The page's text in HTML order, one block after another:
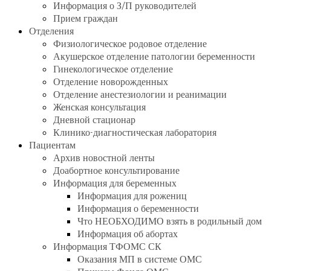
Информация о З/П руководителей
Прием граждан
Отделения
Физиологическое родовое отделение
Акушерское отделение патологии беременности
Гинекологическое отделение
Отделение новорожденных
Отделение анестезиологии и реанимации
Женская консультация
Дневной стационар
Клинико-диагностическая лаборатория
Пациентам
Архив новостной ленты
Доабортное консультирование
Информация для беременных
Информация для рожениц
Информация о беременности
Что НЕОБХОДИМО взять в родильный дом
Информация об абортах
Информация ТФОМС СК
Оказания МП в системе ОМС